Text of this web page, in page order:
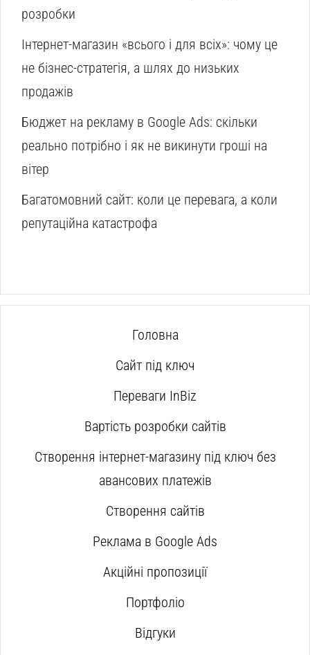
розробки
Інтернет-магазин «всього і для всіх»: чому це
не бізнес-стратегія, а шлях до низьких
продажів
Бюджет на рекламу в Google Ads: скільки
реально потрібно і як не викинути гроші на
вітер
Багатомовний сайт: коли це перевага, а коли
репутаційна катастрофа
Головна
Сайт під ключ
Переваги InBiz
Вартість розробки сайтів
Створення інтернет-магазину під ключ без
авансових платежів
Створення сайтів
Реклама в Google Ads
Акційні пропозиції
Портфоліо
Відгуки